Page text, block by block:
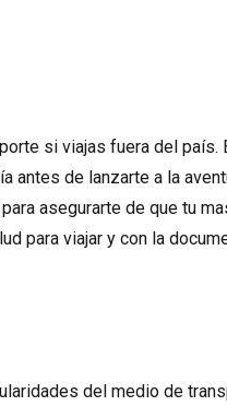
si viajas fuera del país.
antes de lanzarte a la
asegurarte de que tu
para viajar y con la
del medio de